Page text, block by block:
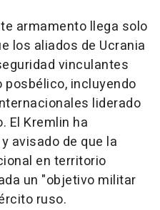
armamento llega solo
los aliados de Ucrania
vinculantes
posbélico, incluyendo
liderado
El Kremlin ha
avisado de que la
en territorio
un "objetivo militar
ruso.